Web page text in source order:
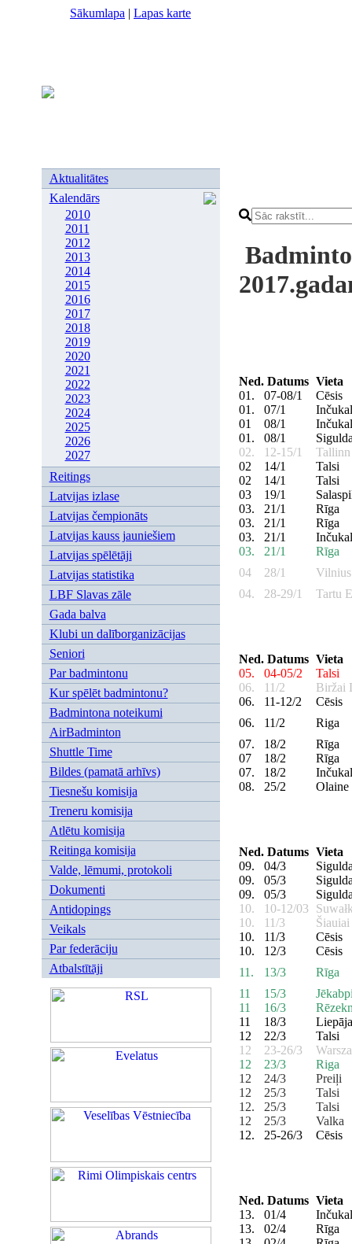
Sākumlapa | Lapas karte
Aktualitātes
Kalendārs
2010
2011
2012
2013
2014
2015
2016
2017
2018
2019
2020
2021
2022
2023
2024
2025
2026
2027
Reitings
Latvijas izlase
Latvijas čempionāts
Latvijas kauss jauniešiem
Latvijas spēlētāji
Latvijas statistika
LBF Slavas zāle
Gada balva
Klubi un dalīborganizācijas
Seniori
Par badmintonu
Kur spēlēt badmintonu?
Badmintona noteikumi
AirBadminton
Shuttle Time
Bildes (pamatā arhīvs)
Tiesnešu komisija
Treneru komisija
Atlētu komisija
Reitinga komisija
Valde, lēmumi, protokoli
Dokumenti
Antidopings
Veikals
Par federāciju
Atbalstītāji
Ned.Datums Vieta
01.
07-08/1
Cēsis
01.
07/1
01
08/1
01.
08/1
02.
12-15/1
02
14/1
Talsi
02
14/1
Talsi
03
19/1
03.
21/1
Rīga
03.
21/1
Rīga
03.
21/1
03.
21/1
Rīga
04
28/1
04.
28-29/1 Tartu
Ned.Datums Vieta
05.
04-05/2
Talsi
06.
11/2
Biržai
06.
11-12/2
Cēsis
06.
11/2
Riga
07.
18/2
Rīga
07
18/2
Rīga
07.
18/2
08.
25/2 Olaine
Ned.Datums Vieta
09.
04/3
09.
05/3
09.
05/3
10.
10-12/03
10.
11/3
10.
11/3
Cēsis
10.
12/3
Cēsis
11.
13/3
Rīga
11
15/3
11
16/3
11
18/3
Liepāja
12
22/3
Talsi
12
23-26/3
12
23/3
Riga
12
24/3
Preiļi
12
25/3
Talsi
12.
25/3
Talsi
12
25/3
Valka
12.
25-26/3 Cēsis
Ned.Datums Vieta
13.
01/4
13.
02/4
Rīga